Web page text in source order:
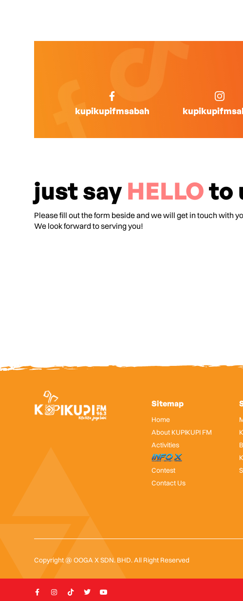
kupikupifmsabah
just say HELLOto
Please fill out the form beside and we will get in touch with
We look forward to serving you!
Sitemap
Home
About KUPIKUPI FM
Activities
InfoX
Contest
Contact Us
Copyright @ OOGA X SDN. BHD. All Right Reserved